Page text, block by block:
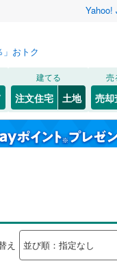
Yahoo!
おトク
建てる
注文住宅 土地
売
売却
え
秋田 山形
三重
島区(6)
淀川区(16)
東区(15)
王寺区(8)
野坂(2)
日町(2)
興寺北(2)
桜塚(5)
本線（JR西日本） (0)
知山線(0)
空港線(0)
四つ橋線(0)
堺筋線(0 )
地（0）
形地（0）
存しました
マイページから設定で
格未定を含む、建築条
件を保存する
お気に入りリストを見る
閉じる
お気に入りリストを見る
閉じる